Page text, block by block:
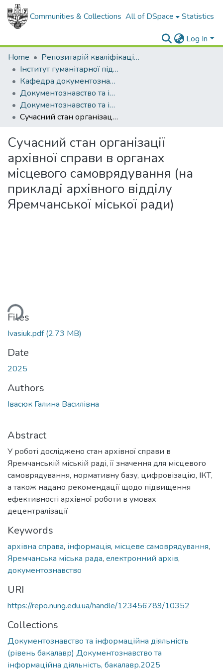
Communities & Collections All of DSpace Statistics
Log In
Home
Репозитарій кваліфікаційних робіт здобувачів вищої освіти
Інститут гуманітарної підготовки та державного управління
Кафедра документознавства та інформаційної діяльності
Документознавство та інформаційна діяльність (рівень бакалавр)
Документознавство та інформаційна діяльність (рівень бакалавр) Документознавство та інформаційна діяльність, бакалавр.2025
Сучасний стан організації архівної справи в органах місцевого самоврядування (на прикладі архівного відділу Яремчанської міської ради)
Сучасний стан організації
архівної справи в органах
місцевого самоврядування (на
прикладі архівного відділу
Яремчанської міської ради)
Files
Ivasiuk.pdf(2.73 MB)
Date
2025
Authors
Івасюк Галина Василівна
Abstract
У роботі досліджено стан архівної справи в
Яремчанській міській раді, її значення для місцевого
самоврядування, нормативну базу, цифровізацію, ІКТ,
а також надано рекомендації щодо підвищення
ефективності архівної роботи в умовах
децентралізації
Keywords
архівна справа, інформація, місцеве самоврядування,
Яремчанська міська рада, електронний архів,
документознавство
URI
https://repo.nung.edu.ua/handle/123456789/10352
Collections
Документознавство та інформаційна діяльність
(рівень бакалавр) Документознавство та
інформаційна діяльність, бакалавр.2025